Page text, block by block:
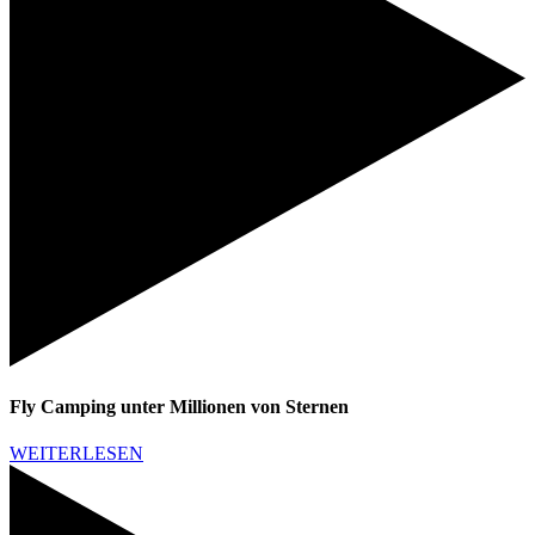
Fly Camping unter Millionen von Sternen
WEITERLESEN